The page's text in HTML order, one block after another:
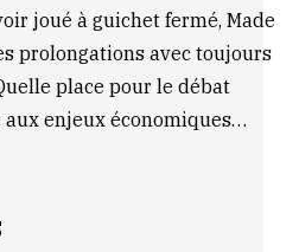
joué à guichet fermé, Made
prolongations avec toujours
place pour le débat
enjeux économiques…